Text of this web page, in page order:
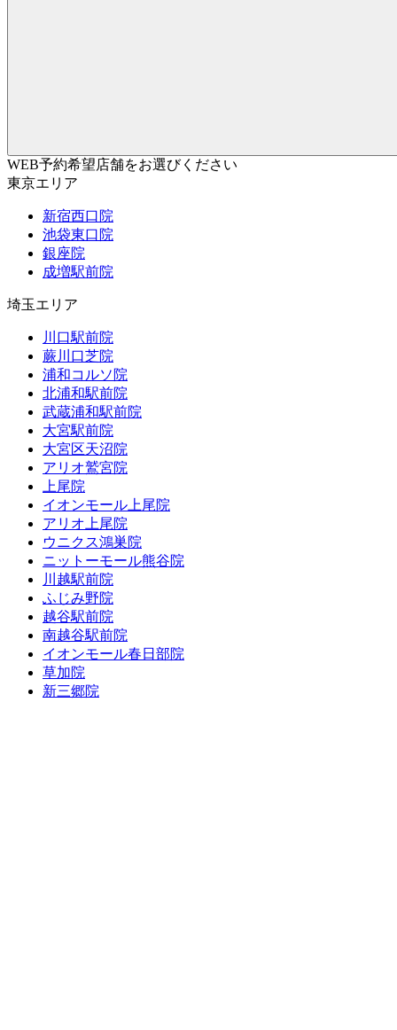
WEB予約希望店舗をお選びください
東京エリア
新宿西口院
池袋東口院
銀座院
成増駅前院
埼玉エリア
川口駅前院
蕨川口芝院
浦和コルソ院
北浦和駅前院
武蔵浦和駅前院
大宮駅前院
大宮区天沼院
アリオ鷲宮院
上尾院
イオンモール上尾院
アリオ上尾院
ウニクス鴻巣院
ニットーモール熊谷院
川越駅前院
ふじみ野院
越谷駅前院
南越谷駅前院
イオンモール春日部院
草加院
新三郷院